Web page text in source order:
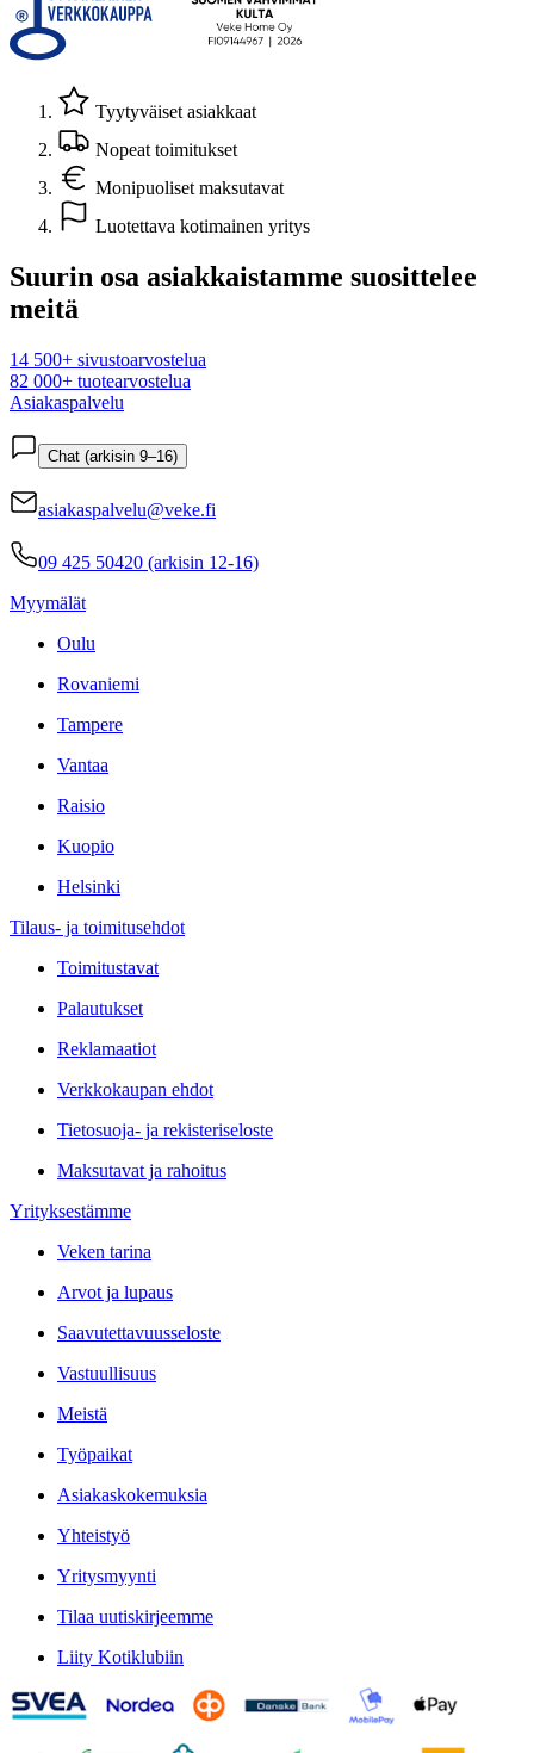
Tyytyväiset asiakkaat
Nopeat toimitukset
Monipuoliset maksutavat
Luotettava kotimainen yritys
Suurin osa asiakkaistamme suosittelee
meitä
14 500+ sivustoarvostelua
82 000+ tuotearvostelua
Asiakaspalvelu
Chat (arkisin 9–16)
asiakaspalvelu@veke.fi
09 425 50420 (arkisin 12-16)
Myymälät
Oulu
Rovaniemi
Tampere
Vantaa
Raisio
Kuopio
Helsinki
Tilaus- ja toimitusehdot
Toimitustavat
Palautukset
Reklamaatiot
Verkkokaupan ehdot
Tietosuoja- ja rekisteriseloste
Maksutavat ja rahoitus
Yrityksestämme
Veken tarina
Arvot ja lupaus
Saavutettavuusseloste
Vastuullisuus
Meistä
Työpaikat
Asiakaskokemuksia
Yhteistyö
Yritysmyynti
Tilaa uutiskirjeemme
Liity Kotiklubiin